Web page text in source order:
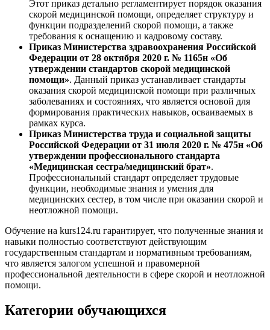
Этот приказ детально регламентирует порядок оказания
скорой медицинской помощи, определяет структуру и
функции подразделений скорой помощи, а также
требования к оснащению и кадровому составу.
Приказ Министерства здравоохранения Российской
Федерации от 28 октября 2020 г. № 1165н «Об
утверждении стандартов скорой медицинской
помощи». Данный приказ устанавливает стандарты
оказания скорой медицинской помощи при различных
заболеваниях и состояниях, что является основой для
формирования практических навыков, осваиваемых в
рамках курса.
Приказ Министерства труда и социальной защиты
Российской Федерации от 31 июля 2020 г. № 475н «Об
утверждении профессионального стандарта
«Медицинская сестра/медицинский брат».
Профессиональный стандарт определяет трудовые
функции, необходимые знания и умения для
медицинских сестер, в том числе при оказании скорой и
неотложной помощи.
Обучение на kurs124.ru гарантирует, что полученные знания и
навыки полностью соответствуют действующим
государственным стандартам и нормативным требованиям,
что является залогом успешной и правомерной
профессиональной деятельности в сфере скорой и неотложной
помощи.
Категории обучающихся